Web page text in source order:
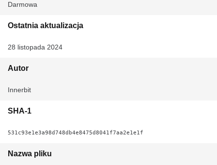
Darmowa
Ostatnia aktualizacja
28 listopada 2024
Autor
Innerbit
SHA-1
531c93e1e3a98d748db4e8475d8041f7aa2e1e1f
Nazwa pliku